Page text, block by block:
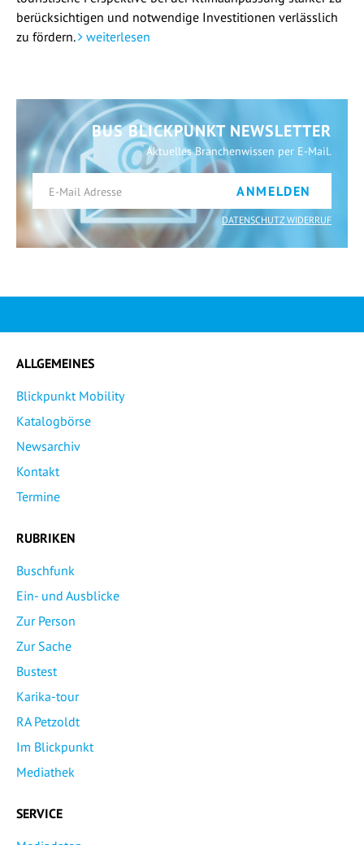
berücksichtigen und notwendige Investitionen verlässlich
zu fördern.
weiterlesen
BUS BLICKPUNKT NEWSLETTER
Aktuelles Branchenwissen per E-Mail.
ANMELDEN
DATENSCHUTZ WIDERRUF
ALLGEMEINES
Blickpunkt Mobility
Katalogbörse
Newsarchiv
Kontakt
Termine
RUBRIKEN
Buschfunk
Ein- und Ausblicke
Zur Person
Zur Sache
Bustest
Karika-tour
RA Petzoldt
Im Blickpunkt
Mediathek
SERVICE